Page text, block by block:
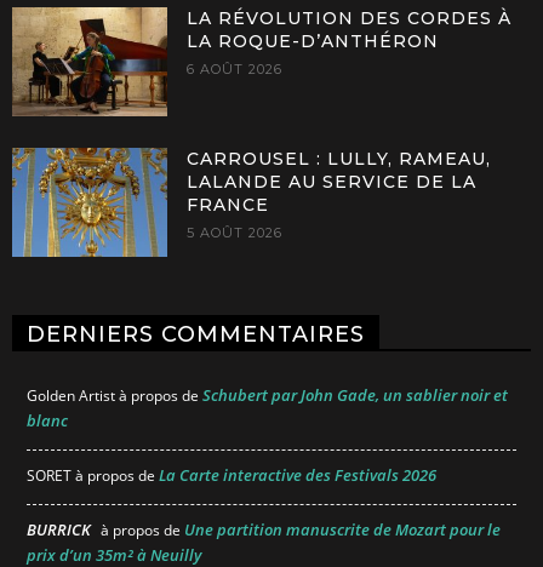
LA RÉVOLUTION DES CORDES À
LA ROQUE-D’ANTHÉRON
6 AOÛT 2026
CARROUSEL : LULLY, RAMEAU,
LALANDE AU SERVICE DE LA
FRANCE
5 AOÛT 2026
DERNIERS COMMENTAIRES
Golden Artistà propos de Schubert par John Gade, un sablier noir et
blanc
SORETà propos de La Carte interactive des Festivals 2026
BURRICK à propos de Une partition manuscrite de Mozart pour le
prix d’un 35m² à Neuilly